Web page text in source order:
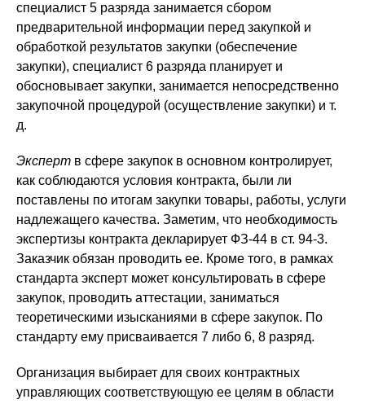
специалист 5 разряда занимается сбором
предварительной информации перед закупкой и
обработкой результатов закупки (обеспечение
закупки), специалист 6 разряда планирует и
обосновывает закупки, занимается непосредственно
закупочной процедурой (осуществление закупки) и т.
д.
Эксперт в сфере закупок в основном контролирует,
как соблюдаются условия контракта, были ли
поставлены по итогам закупки товары, работы, услуги
надлежащего качества. Заметим, что необходимость
экспертизы контракта декларирует ФЗ-44 в ст. 94-3.
Заказчик обязан проводить ее. Кроме того, в рамках
стандарта эксперт может консультировать в сфере
закупок, проводить аттестации, заниматься
теоретическими изысканиями в сфере закупок. По
стандарту ему присваивается 7 либо 6, 8 разряд.
Организация выбирает для своих контрактных
управляющих соответствующую ее целям в области